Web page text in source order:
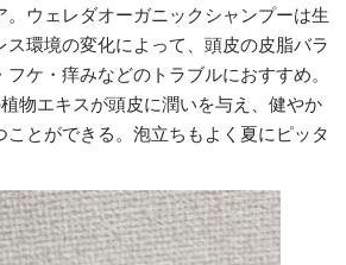
。ウェレダオーガニックシャンプーは生
環境の変化によって、頭皮の皮脂バラ
ケ・痒みなどのトラブルにおすすめ。
物エキスが頭皮に潤いを与え、健やか
ことができる。泡立ちもよく夏にピッタ